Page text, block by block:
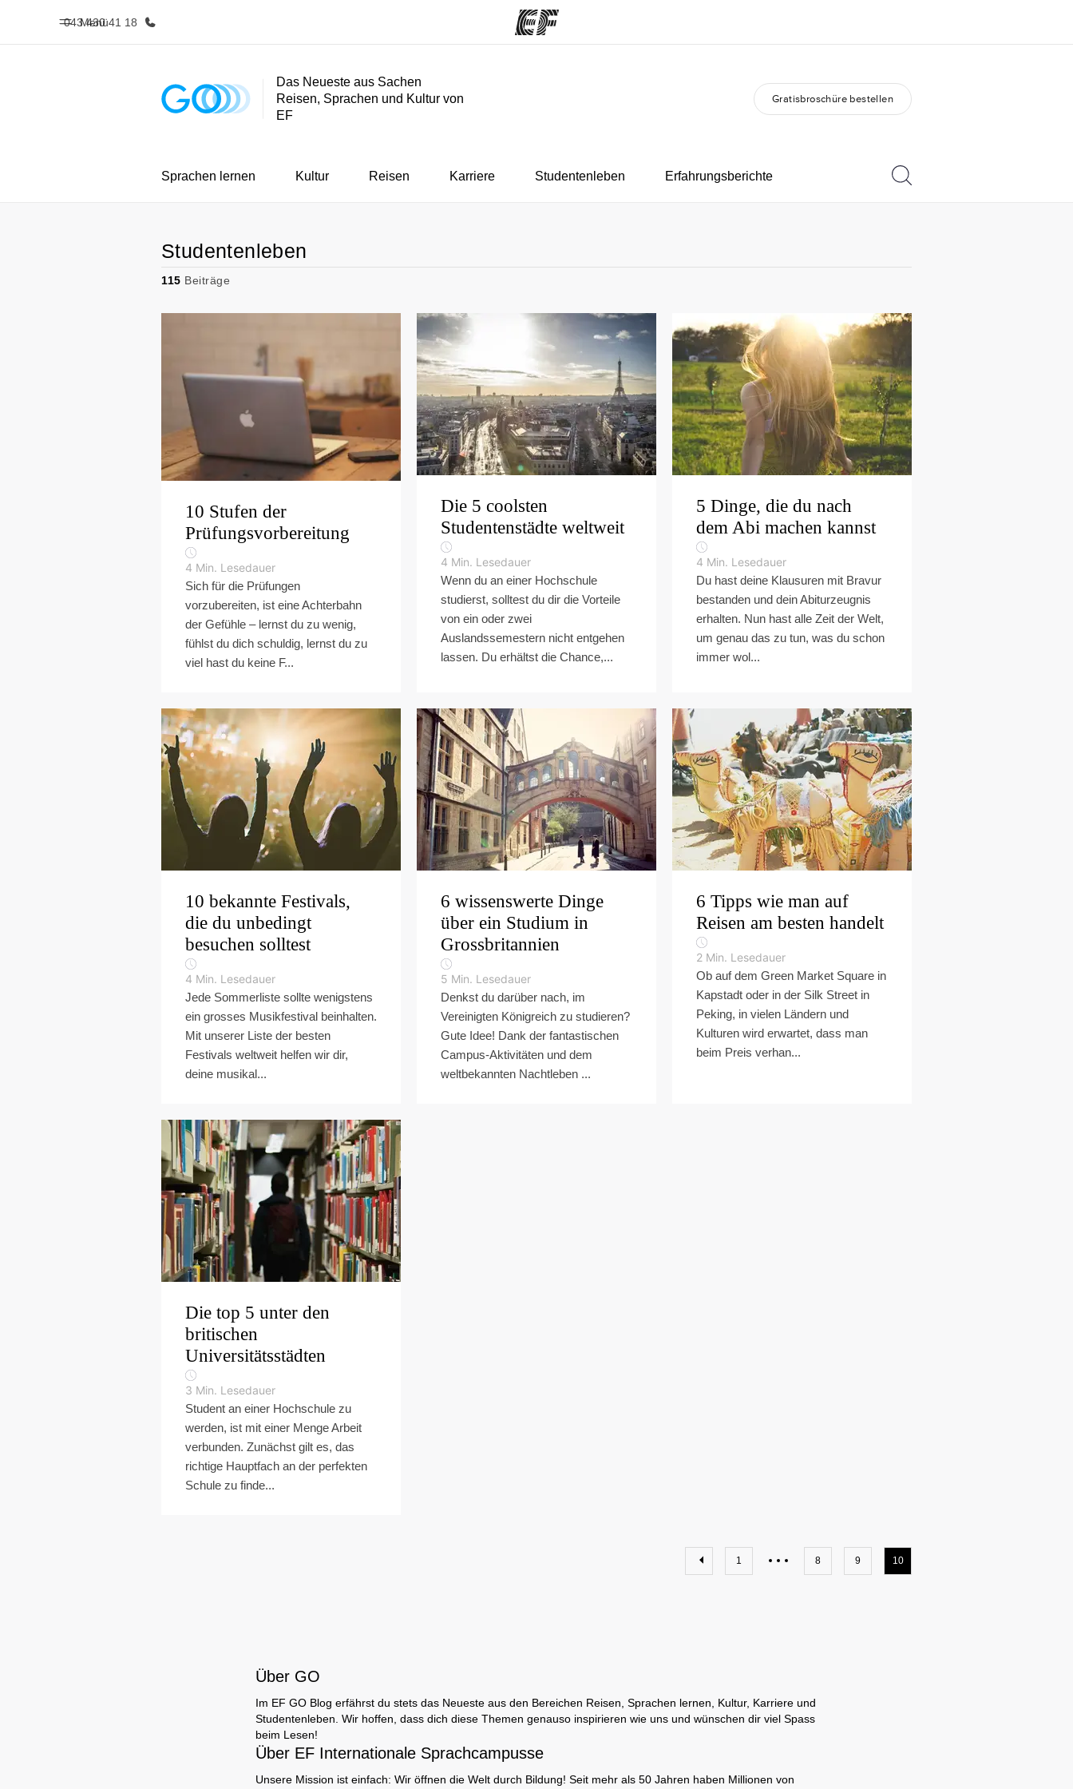
Menü
043 430 41 18
Home Programme
Alle Programme ansehen
Über uns Karriere
Das Neueste aus Sachen
Reisen, Sprachen und Kultur von
EF
Gratisbroschüre bestellen
Sprachen lernen Kultur Reisen Karriere Studentenleben Erfahrungsberichte
Studentenleben
115 Beiträge
10 Stufen der
Prüfungsvorbereitung
4 Min. Lesedauer
Sich für die Prüfungen
vorzubereiten, ist eine Achterbahn
der Gefühle – lernst du zu wenig,
fühlst du dich schuldig, lernst du zu
viel hast du keine F...
Die 5 coolsten
Studentenstädte weltweit
4 Min. Lesedauer
Wenn du an einer Hochschule
studierst, solltest du dir die Vorteile
von ein oder zwei
Auslandssemestern nicht entgehen
lassen. Du erhältst die Chance,...
5 Dinge, die du nach
dem Abi machen kannst
4 Min. Lesedauer
Du hast deine Klausuren mit Bravur
bestanden und dein Abiturzeugnis
erhalten. Nun hast alle Zeit der Welt,
um genau das zu tun, was du schon
immer wol...
10 bekannte Festivals,
die du unbedingt
besuchen solltest
4 Min. Lesedauer
Jede Sommerliste sollte wenigstens
ein grosses Musikfestival beinhalten.
Mit unserer Liste der besten
Festivals weltweit helfen wir dir,
deine musikal...
6 wissenswerte Dinge
über ein Studium in
Grossbritannien
5 Min. Lesedauer
Denkst du darüber nach, im
Vereinigten Königreich zu studieren?
Gute Idee! Dank der fantastischen
Campus-Aktivitäten und dem
weltbekannten Nachtleben ...
6 Tipps wie man auf
Reisen am besten handelt
2 Min. Lesedauer
Ob auf dem Green Market Square in
Kapstadt oder in der Silk Street in
Peking, in vielen Ländern und
Kulturen wird erwartet, dass man
beim Preis verhan...
Die top 5 unter den
britischen
Universitätsstädten
3 Min. Lesedauer
Student an einer Hochschule zu
werden, ist mit einer Menge Arbeit
verbunden. Zunächst gilt es, das
richtige Hauptfach an der perfekten
Schule zu finde...
1 8 9 10
Über GO
Im EF GO Blog erfährst du stets das Neueste aus den Bereichen Reisen, Sprachen lernen, Kultur, Karriere und
Studentenleben. Wir hoffen, dass dich diese Themen genauso inspirieren wie uns und wünschen dir viel Spass
beim Lesen!
Über EF Internationale Sprachcampusse
Unsere Mission ist einfach: Wir öffnen die Welt durch Bildung! Seit mehr als 50 Jahren haben Millionen von